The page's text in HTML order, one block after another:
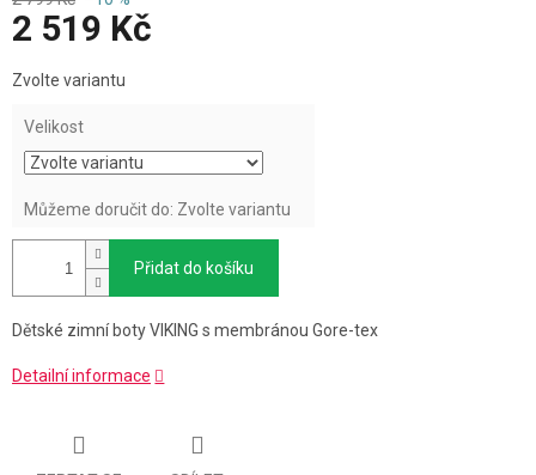
2 519 Kč
cena:
Zvolte variantu
Velikost
Můžeme doručit do: Zvolte variantu
Přidat do košíku
Dětské zimní boty VIKING s membránou Gore-tex
Detailní informace